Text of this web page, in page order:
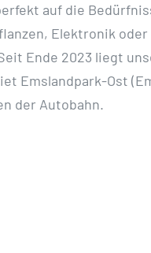
auf die
Elektronik oder
Ende 2023 liegt
Emslandpark-Ost
der Autobahn.